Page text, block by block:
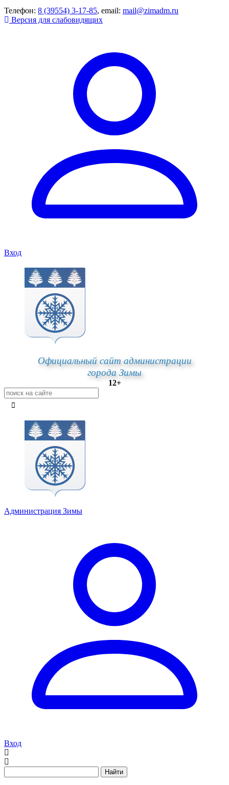
Телефон: 8 (39554) 3-17-85, email: mail@zimadm.ru
Версия для слабовидящих
Вход
Официальный сайт администрации
города Зимы
12+
Администрация Зимы
Вход
Найти